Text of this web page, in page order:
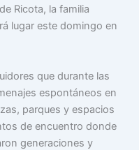
Ricota, la familia
lugar este domingo en
que durante las
espontáneos en
parques y espacios
de encuentro donde
generaciones y